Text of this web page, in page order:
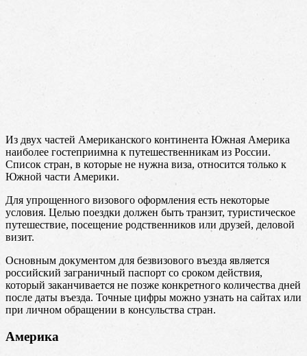
Из двух частей Американского континента Южная Америка
наиболее гостеприимна к путешественникам из России.
Список стран, в которые не нужна виза, относится только к
Южной части Америки.
Для упрощенного визового оформления есть некоторые
условия. Целью поездки должен быть транзит, туристическое
путешествие, посещение родственников или друзей, деловой
визит.
Основным документом для безвизового въезда является
российский заграничный паспорт со сроком действия,
который заканчивается не позже конкретного количества дней
после даты въезда. Точные цифры можно узнать на сайтах или
при личном обращении в консульства стран.
Америка